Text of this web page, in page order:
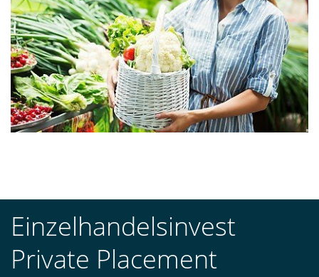
Einzelhandelsinvest
Private Placement